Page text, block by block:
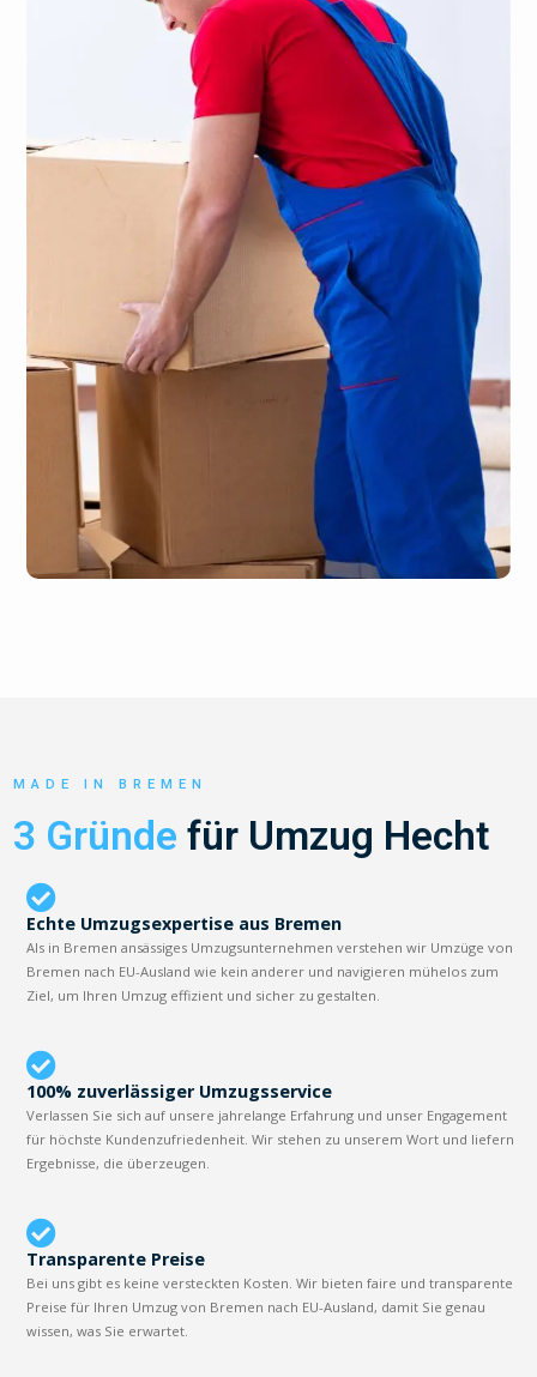
MADE IN BREMEN
3 Gründe für Umzug Hecht
Echte Umzugsexpertise aus Bremen
Als in Bremen ansässiges Umzugsunternehmen verstehen wir Umzüge von
Bremen nach EU-Ausland wie kein anderer und navigieren mühelos zum
Ziel, um Ihren Umzug effizient und sicher zu gestalten.
100% zuverlässiger Umzugsservice
Verlassen Sie sich auf unsere jahrelange Erfahrung und unser Engagement
für höchste Kundenzufriedenheit. Wir stehen zu unserem Wort und liefern
Ergebnisse, die überzeugen.
Transparente Preise
Bei uns gibt es keine versteckten Kosten. Wir bieten faire und transparente
Preise für Ihren Umzug von Bremen nach EU-Ausland, damit Sie genau
wissen, was Sie erwartet.